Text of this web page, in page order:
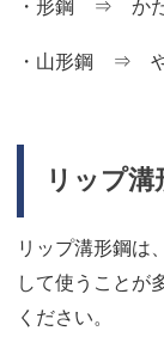
・形鋼 ⇒ かた
・山形鋼 ⇒ や
リップ
リップ溝形鋼は
して使うことが
ください。